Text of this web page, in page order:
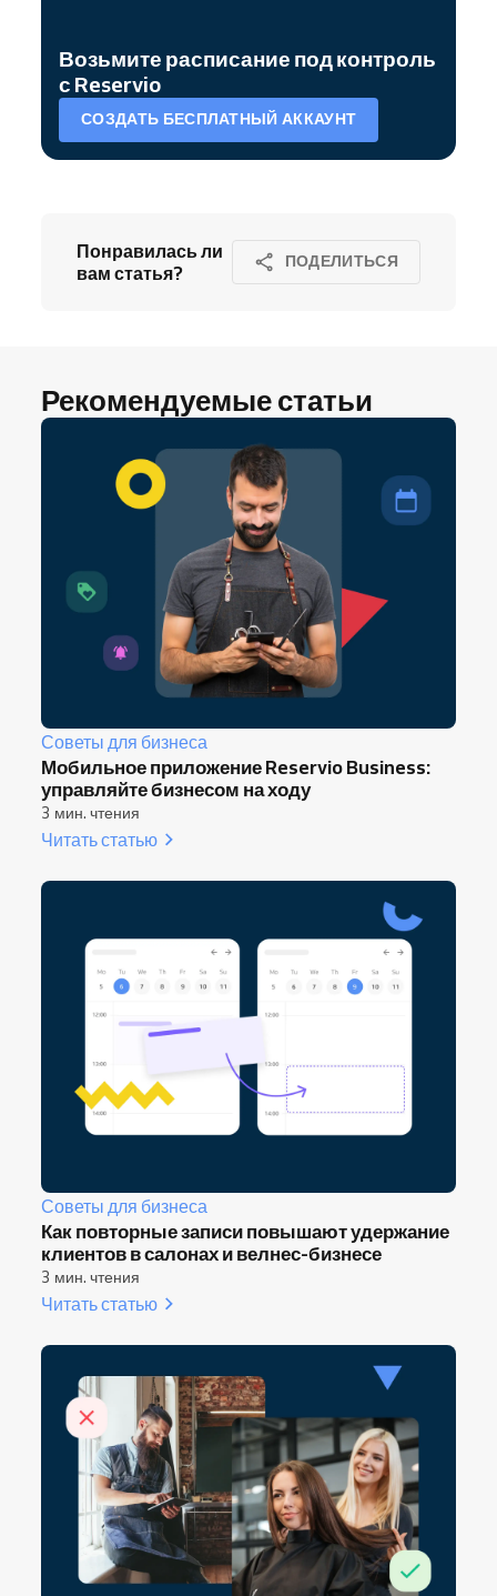
Возьмите расписание под контроль
с Reservio
СОЗДАТЬ БЕСПЛАТНЫЙ АККАУНТ
Понравилась ли
вам статья?
ПОДЕЛИТЬСЯ
Рекомендуемые статьи
Советы для бизнеса
Мобильное приложение Reservio Business:
управляйте бизнесом на ходу
3 мин. чтения
Читать статью
Советы для бизнеса
Как повторные записи повышают удержание
клиентов в салонах и велнес-бизнесе
3 мин. чтения
Читать статью